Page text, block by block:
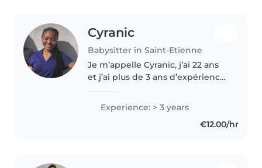
Cyranic
Babysitter in Saint-Etienne
Je m’appelle Cyranic, j’ai 22 ans
et j’ai plus de 3 ans d’expérience
baby-sitter est pour moi un vrai
plaisir : j’aime partager des
Experience: > 3 years
€12.00/hr